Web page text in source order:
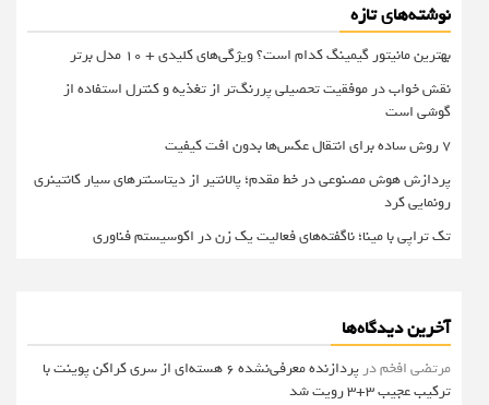
نوشته‌های تازه
بهترین مانیتور گیمینگ کدام است؟ ویژگی‌های کلیدی + 10 مدل برتر
نقش خواب در موفقیت تحصیلی پررنگ‌تر از تغذیه و کنترل استفاده از
گوشی است
۷ روش ساده برای انتقال عکس‌ها بدون افت کیفیت
پردازش هوش مصنوعی در خط مقدم؛ پالانتیر از دیتاسنترهای سیار کانتینری
رونمایی کرد
تک تراپی با مینا؛ ناگفته‌های فعالیت یک زن در اکوسیستم فناوری
آخرین دیدگاه‌ها
مرتضی افخمدر
پردازنده معرفی‌نشده 6 هسته‌ای از سری کراکن پوینت با
ترکیب عجیب 3+3 رویت شد